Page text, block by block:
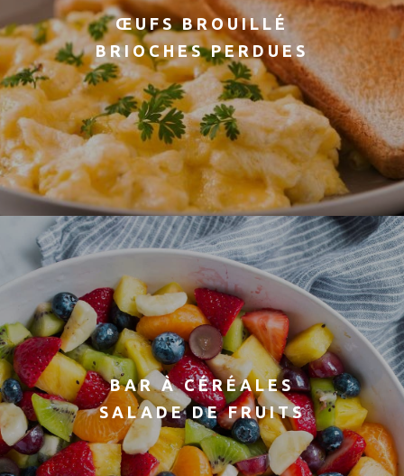
ŒUFS BROUILLÉ
BRIOCHES PERDUES
BAR À CÉRÉALES
SALADE DE FRUITS